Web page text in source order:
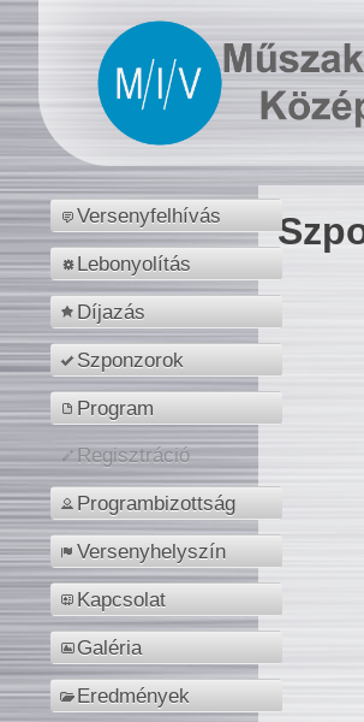
Versenyfelhívás
Lebonyolítás
Díjazás
Szponzorok
Program
Regisztráció
Programbizottság
Versenyhelyszín
Kapcsolat
Galéria
Eredmények